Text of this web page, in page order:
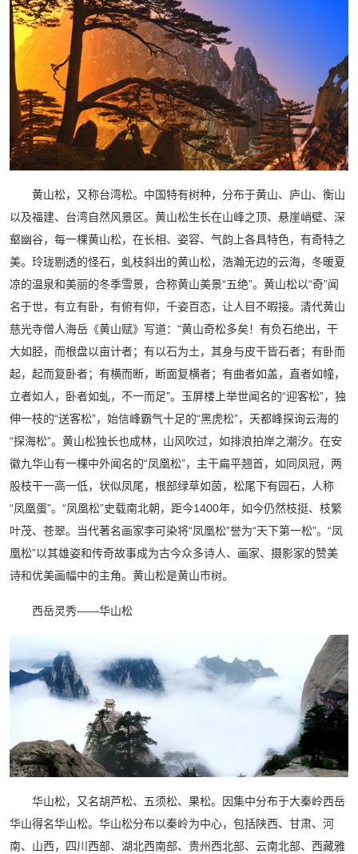
黄山松，又称台湾松。中国特有树种，分布于黄山、庐山、衡山
以及福建、台湾自然风景区。黄山松生长在山峰之顶、悬崖峭壁、深
壑幽谷，每一棵黄山松，在长相、姿容、气韵上各具特色，有奇特之
美。玲珑剔透的怪石，虬枝斜出的黄山松，浩瀚无边的云海，冬暖夏
凉的温泉和美丽的冬季雪景，合称黄山美景“五绝”。黄山松以“奇”闻
名于世，有立有卧，有俯有仰，千姿百态，让人目不暇接。清代黄山
慈光寺僧人海岳《黄山赋》写道：“黄山奇松多矣！有负石绝出，干
大如胫，而根盘以亩计者；有以石为土，其身与皮干皆石者；有卧而
起，起而复卧者；有横而断，断面复横者；有曲者如盖，直者如幢，
立者如人，卧者如虬，不一而足”。玉屏楼上举世闻名的“迎客松”，独
伸一枝的“送客松”，始信峰霸气十足的“黑虎松”，天都峰探询云海的
“探海松”。黄山松独长也成林，山风吹过，如排浪拍岸之潮汐。在安
徽九华山有一棵中外闻名的“凤凰松”，主干扁平翘首，如同凤冠，两
股枝干一高一低，状似凤尾，根部绿草如茵，松尾下有园石，人称
“凤凰蛋”。“凤凰松”史载南北朝，距今1400年，如今仍然枝挺、枝繁
叶茂、苍翠。当代著名画家李可染将“凤凰松”誉为“天下第一松”。“凤
凰松”以其雄姿和传奇故事成为古今众多诗人、画家、摄影家的赞美
诗和优美画幅中的主角。黄山松是黄山市树。
西岳灵秀——华山松
华山松，又名胡芦松、五须松、果松。因集中分布于大秦岭西岳
华山得名华山松。华山松分布以秦岭为中心，包括陕西、甘肃、河
南、山西，四川西部、湖北西南部、贵州西北部、云南北部、西藏雅